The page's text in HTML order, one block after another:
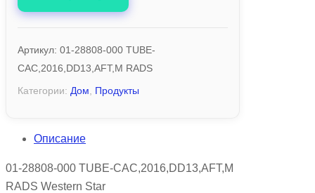
Артикул: 01-28808-000 TUBE-
CAC,2016,DD13,AFT,M RADS
Категории: Дом Продукты
Описание
01-28808-000 TUBE-CAC,2016,DD13,AFT,M
RADS Western Star